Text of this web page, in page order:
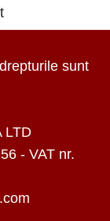
sunt
LTD
- VAT nr.